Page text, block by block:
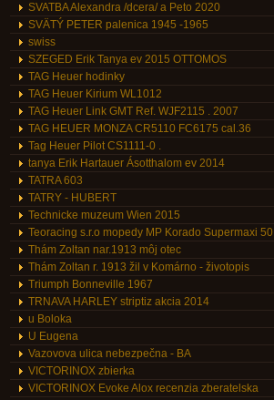
SVATBA Alexandra /dcera/ a Peto 2020
SVÄTÝ PETER palenica 1945 -1965
swiss
SZEGED Erik Tanya ev 2015 OTTOMOS
TAG Heuer hodinky
TAG Heuer Kirium WL1012
TAG Heuer Link GMT Ref. WJF2115 . 2007
TAG HEUER MONZA CR5110 FC6175 cal.36
Tag Heuer Pilot CS1111-0 .
tanya Erik Hartauer Ásotthalom ev 2014
TATRA 603
TATRY - HUBERT
Technicke muzeum Wien 2015
Teoracing s.r.o mopedy MP Korado Supermaxi 50
Thám Zoltan nar.1913 môj otec
Thám Zoltan r. 1913 žil v Komárno - životopis
Triumph Bonneville 1967
TRNAVA HARLEY striptiz akcia 2014
u Boloka
U Eugena
Vazovova ulica nebezpečna - BA
VICTORINOX zbierka
VICTORINOX Evoke Alox recenzia zberatelska